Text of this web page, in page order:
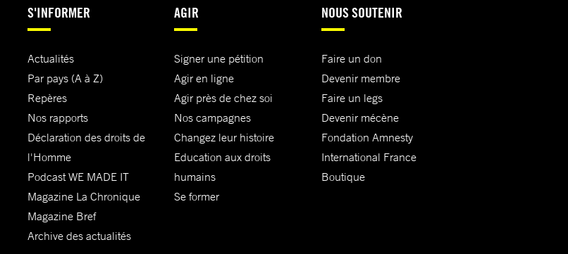
S'INFORMER
Actualités
Par pays (A à Z)
Repères
Nos rapports
Déclaration des droits de
l'Homme
Podcast WE MADE IT
Magazine La Chronique
Magazine Bref
Archive des actualités
AGIR
Signer une pétition
Agir en ligne
Agir près de chez soi
Nos campagnes
Changez leur histoire
Education aux droits
humains
Se former
NOUS SOUTENIR
Faire un don
Devenir membre
Faire un legs
Devenir mécène
Fondation Amnesty
International France
Boutique